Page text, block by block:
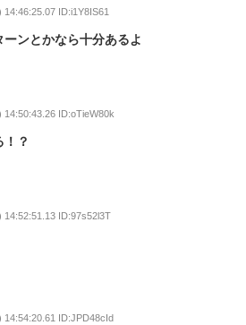
ID:i1Y8IS61
ンとかなら十分あるよ
14:50:43.26 ID:oTieW80k
？
14:52:51.13 ID:97s52l3T
14:54:20.61 ID:JPD48cId